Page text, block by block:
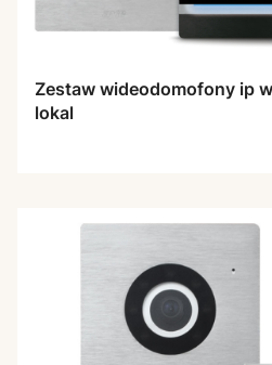
Zestaw wideodomofony ip
lokal